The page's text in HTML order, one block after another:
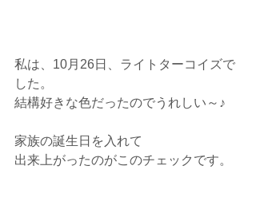
私は、10月26日、ライトターコイズで
した。
結構好きな色だったのでうれしい～♪
家族の誕生日を入れて
出来上がったのがこのチェックです。